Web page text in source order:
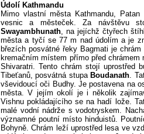
Údolí Kathmandu
Mimo vlastní města Kathmandu,
vesnic a městeček. Za návštěvu
Swayambhunath, na jejíchž čtyřech
města a tyčí se 77 m nad údolím a je
březích posvátné řeky Bagmati je
kremačním místem přímo před
Shivaratri. Tento chrám stojí uprostřed
Tibeťanů, posvátná stupa Boudanath.
vševidoucí oči Budhy. Je postavena na
města. V jejím okolí je i několik
Vishnu pokládajícího se na hadí lože.
malé vodní nádrže s vodotryskem.
významné poutní místo hinduistů.
Bohyně. Chrám leží uprostřed lesa ve